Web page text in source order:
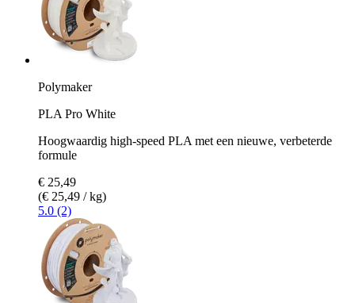
Polymaker
PLA Pro White
Hoogwaardig high-speed PLA met een nieuwe, verbeterde
formule
€ 25,49
(€ 25,49 / kg)
5.0 (2)